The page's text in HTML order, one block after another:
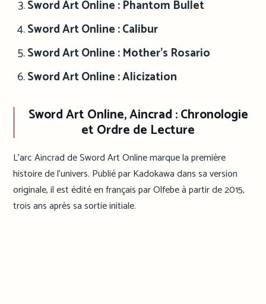
Sword Art Online : Phantom Bullet
Sword Art Online : Calibur
Sword Art Online : Mother’s Rosario
Sword Art Online : Alicization
Sword Art Online, Aincrad : Chronologie
et Ordre de Lecture
L’arc Aincrad de Sword Art Online marque la première
histoire de l’univers. Publié par Kadokawa dans sa version
originale, il est édité en français par Olfebe à partir de 2015,
trois ans après sa sortie initiale.